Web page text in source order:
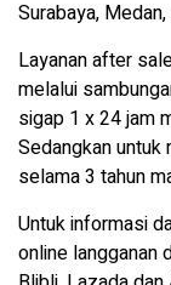
Surabaya,
Layanan after
melalui
sigap 1 x 24 jam
Sedangkan untuk
selama 3 tahun
Untuk informasi
online langganan